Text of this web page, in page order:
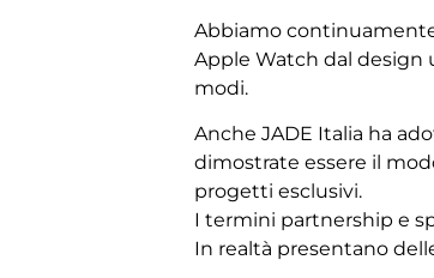
Abbiamo
Apple Watch dal design
modi.
Anche JADE Italia ha
dimostrate essere il
progetti esclusivi.
I termini partnership e
In realtà presentano